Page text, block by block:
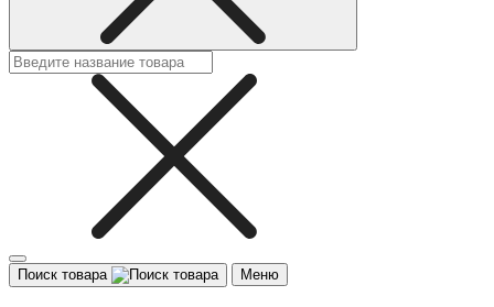
Поиск товара Меню